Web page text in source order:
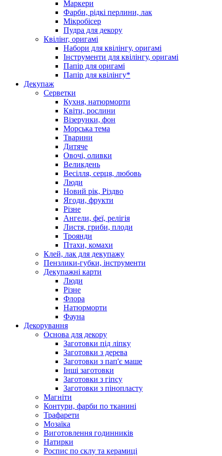
Маркери
Фарби, рідкі перлини, лак
Мікробісер
Пудра для декору
Квілінг, оригамі
Набори для квілінгу, оригамі
Інструменти для квілінгу, оригамі
Папір для оригамі
Папір для квілінгу*
Декупаж
Серветки
Кухня, натюрморти
Квіти, рослини
Візерунки, фон
Морська тема
Тварини
Дитяче
Овочі, оливки
Великдень
Весілля, серця, любовь
Люди
Новий рік, Різдво
Ягоди, фрукти
Різне
Ангели, феї, релігія
Листя, гриби, плоди
Троянди
Птахи, комахи
Клей, лак для декупажу
Пензлики-губки, інструменти
Декупажні карти
Люди
Різне
Флора
Натюрморти
Фауна
Декорування
Основа для декору
Заготовки під ліпку
Заготовки з дерева
Заготовки з пап'є маше
Інші заготовки
Заготовки з гіпсу
Заготовки з пінопласту
Магніти
Контури, фарби по тканині
Трафарети
Мозаїка
Виготовлення годинників
Натирки
Роспис по склу та керамиці